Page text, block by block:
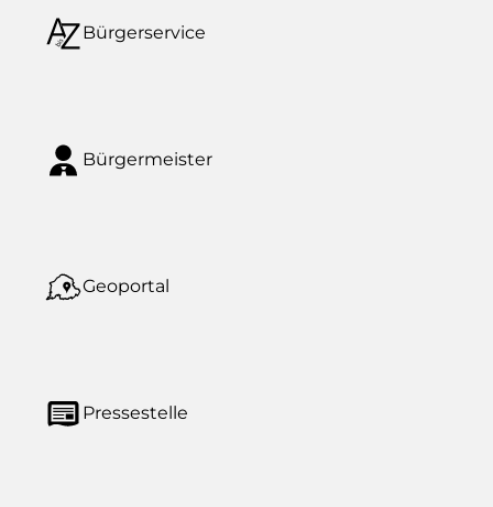
Bürgerservice
Bürgermeister
Geoportal
Pressestelle